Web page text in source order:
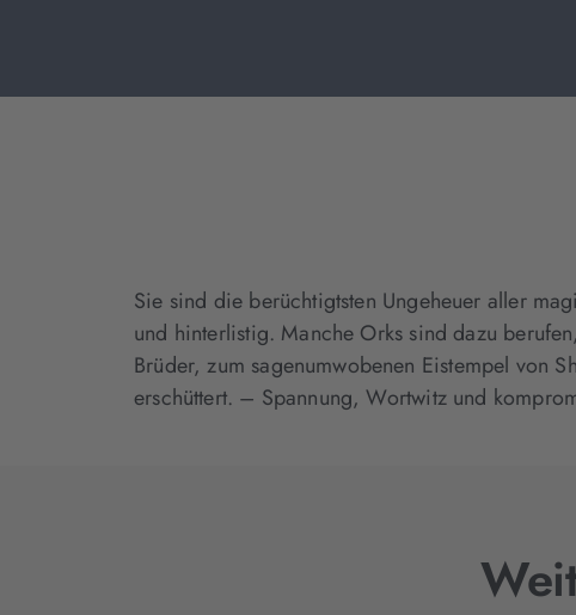
Sie sind die berüchtigtsten Ungeheuer aller
und hinterlistig. Manche Orks sind dazu
Brüder, zum sagenumwobenen Eistempel von
erschüttert. – Spannung, Wortwitz und